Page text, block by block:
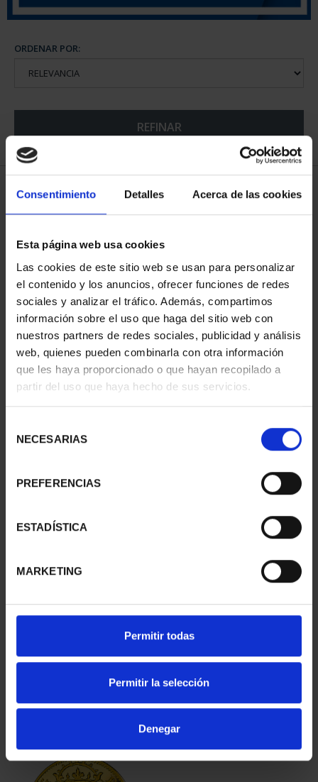
Consentimiento Detalles Acerca de las cookies
Esta página web usa cookies
Las cookies de este sitio web se usan para personalizar
el contenido y los anuncios, ofrecer funciones de redes
sociales y analizar el tráfico. Además, compartimos
información sobre el uso que haga del sitio web con
nuestros partners de redes sociales, publicidad y análisis
web, quienes pueden combinarla con otra información
que les haya proporcionado o que hayan recopilado a
partir del uso que haya hecho de sus servicios.
NECESARIAS
PREFERENCIAS
ESTADÍSTICA
MARKETING
Permitir todas
Permitir la selección
Denegar
ORDENAR POR:
REFINAR
5 Productos encontrados
150 AÑOS DEL ESCUDO -
MONEDA 1 ESCUDO
645,00 €
150 AÑOS DEL ESCUDO -
MONEDA 4 ESCUDOS
2.330,00 €
150 AÑOS DEL ESCUDO -
8.500,00 €
150 AÑOS DEL ESCUDO -
4.280,00 €